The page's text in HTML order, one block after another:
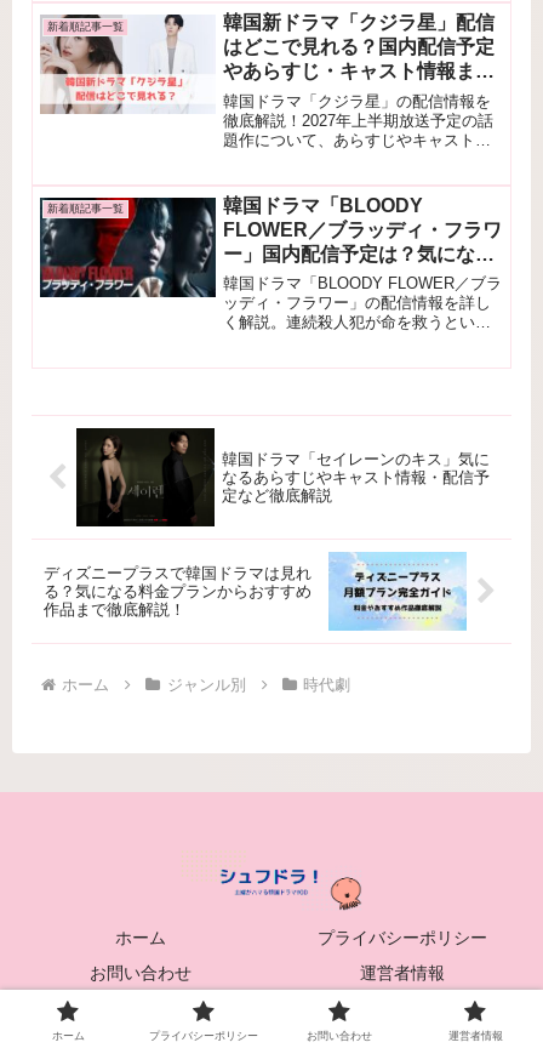
おすすめポイント・配信サービス情報
もまとめています。
新着順記事一覧
韓国新ドラマ「クジラ星」配信
はどこで見れる？国内配信予定
やあらすじ・キャスト情報まと
め
韓国ドラマ「クジラ星」の配信情報を
徹底解説！2027年上半期放送予定の話
題作について、あらすじやキャスト、
ロマンスが気になる方はぜひチェック
してください。
新着順記事一覧
韓国ドラマ「BLOODY
FLOWER／ブラッディ・フラワ
ー」国内配信予定は？気になる
あらすじやキャスト情報解説
韓国ドラマ「BLOODY FLOWER／ブラ
ッディ・フラワー」の配信情報を詳し
く解説。連続殺人犯が命を救うという
韓国ドラマ「セイレーンのキス」気に
なるあらすじやキャスト情報・配信予
定など徹底解説
ディズニープラスで韓国ドラマは見れ
る？気になる料金プランからおすすめ
作品まで徹底解説！
ホーム ジャンル別 時代劇
ホーム
プライバシーポリシー
お問い合わせ
運営者情報
© 2024 シュフドラ！.
ホーム プライバシーポリシー お問い合わせ 運営者情報